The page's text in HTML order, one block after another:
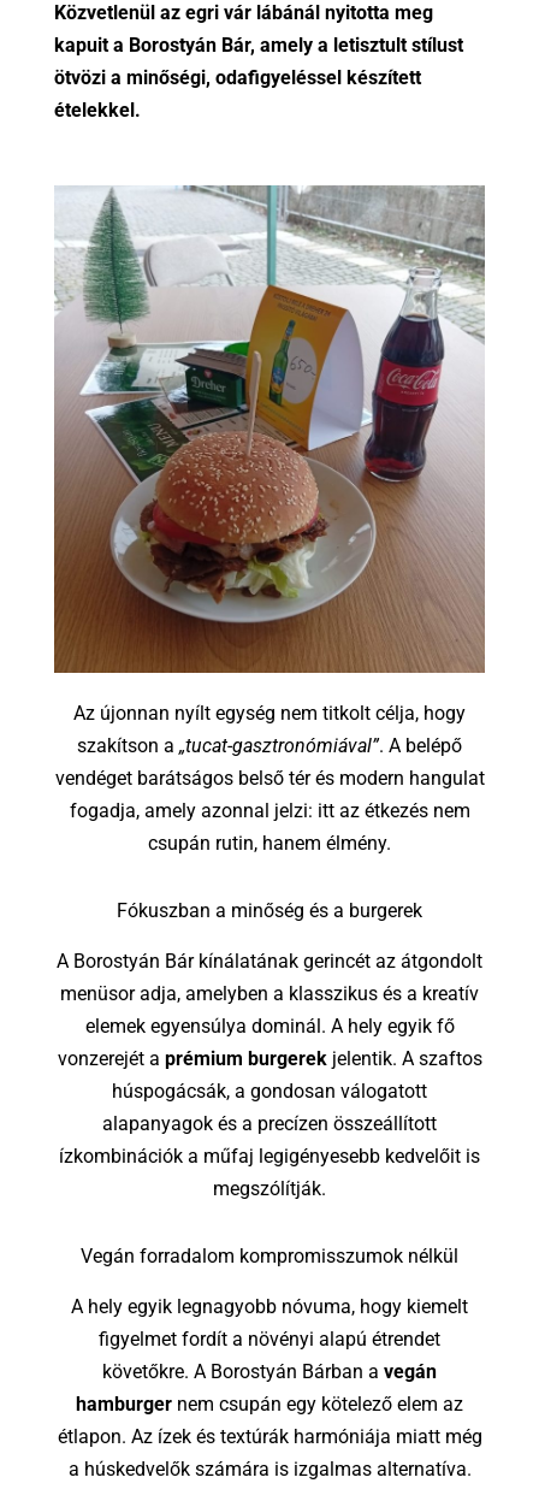
Közvetlenül az egri vár lábánál nyitotta meg
kapuit a Borostyán Bár, amely a letisztult stílust
ötvözi a minőségi, odafigyeléssel készített
ételekkel.
Az újonnan nyílt egység nem titkolt célja, hogy
szakítson a „tucat-gasztronómiával”. A belépő
vendéget barátságos belső tér és modern hangulat
fogadja, amely azonnal jelzi: itt az étkezés nem
csupán rutin, hanem élmény.
Fókuszban a minőség és a burgerek
A Borostyán Bár kínálatának gerincét az átgondolt
menüsor adja, amelyben a klasszikus és a kreatív
elemek egyensúlya dominál. A hely egyik fő
vonzerejét a prémium burgerekjelentik. A szaftos
húspogácsák, a gondosan válogatott
alapanyagok és a precízen összeállított
ízkombinációk a műfaj legigényesebb kedvelőit is
megszólítják.
Vegán forradalom kompromisszumok nélkül
A hely egyik legnagyobb nóvuma, hogy kiemelt
figyelmet fordít a növényi alapú étrendet
követőkre. A Borostyán Bárban a vegán
hamburger nem csupán egy kötelező elem az
étlapon. Az ízek és textúrák harmóniája miatt még
a húskedvelők számára is izgalmas alternatíva.